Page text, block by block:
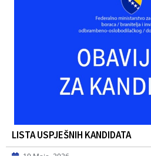
LISTA USPJEŠNIH KANDIDATA